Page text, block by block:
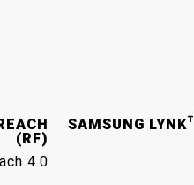
SAMSUNG
(RF)
4.0